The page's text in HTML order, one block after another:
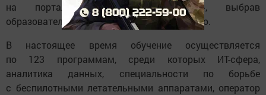
на портале «Работа в России», выбрав
образовательную программу и организацию.
В настоящее время обучение осуществляется
по 123 программам, среди которых ИТ-сфера,
аналитика данных, специальности по борьбе
с беспилотными летательными аппаратами, оператор